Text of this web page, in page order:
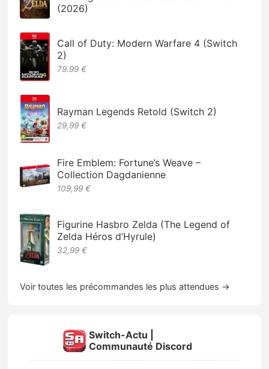
(2026)
Call of Duty: Modern Warfare 4 (Switch
2)
79.99 €
Rayman Legends Retold (Switch 2)
29,99 €
Fire Emblem: Fortune’s Weave –
Collection Dagdanienne
109,99 €
Figurine Hasbro Zelda (The Legend of
Zelda Héros d’Hyrule)
32,99 €
Voir toutes les précommandes les plus attendues →
Switch-Actu |
Communauté Discord